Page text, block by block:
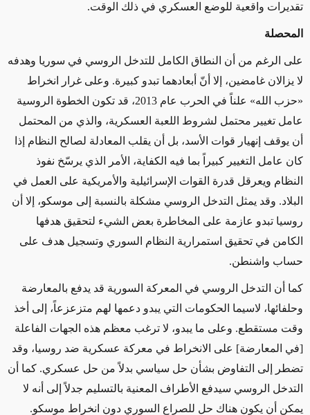
تقديرات واقعية للوضع العسكري في ذلك الوقت.
المحصلة
على الرغم من أن النطاق الكامل للتدخل الروسي في سوريا وهدفه
لا يزالان غامضين، إلا أنّ أبعادهما تبدو كبيرة. وعلى غرار انخراط
«حزب الله» علناً في الحرب عام 2013، قد تكون الخطوة الروسية
عامل تغيير محتمل لشروط اللعبة العسكرية، والذي من المحتمل
أن يوقف إنهيار قوات الأسد، بل أن يقلب المعادلة لصالح النظام إذا
كان عامل التغيير كبيراً بما فيه الكفاية، الأمر الذي يرسّخ نفوذ
النظام ويعرقل قدرة القوات الإسرائيلية والأمريكية على العمل في
البلاد. وقد يمثل التدخل الروسي مشكلة بالنسبة إلى موسكو، إلا أن
روسيا تبدو عازمة على المخاطرة بعض الشيء لتحقيق هدفها
الكامن في تحقيق استمرارية النظام السوري وتسجيل هدف على
حساب واشنطن.
كما أن التدخل الروسي في المعركة السورية قد يدفع بالمعارضة
وحلفائها، لاسيما الحكومات التي يبدو دعمها لهم متزعزعاً، إلى أخذ
وقت مستقطع. وعلى ما يبدو، لا ترغب معظم هذه الجهات الفاعلة
[في المعارضة] على الانخراط في معركة عسكرية ضد روسيا، وقد
تضطر إلى التفاوض بشأن حل سياسي بدلاً من حل عسكري. كما أن
التدخل الروسي سيدفع الأطراف المعنية بالتسليم جدلاً إلى أنه لا
يمكن أن يكون هناك حل للصراع السوري دون انخراط موسكو.